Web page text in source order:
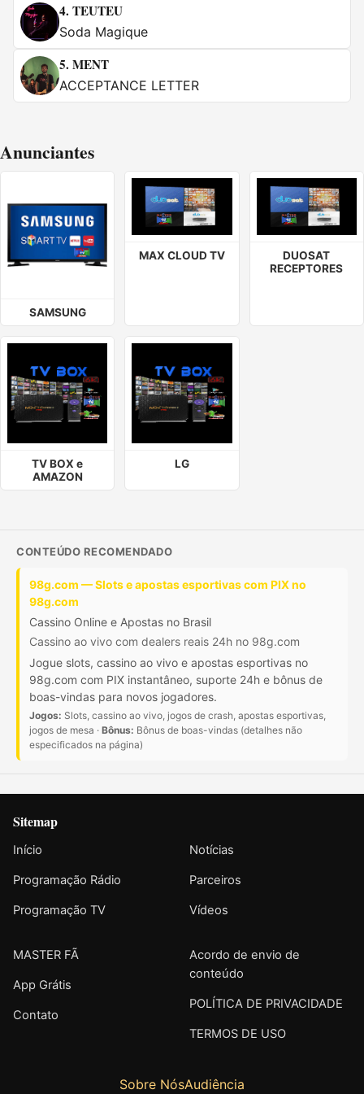
4. TEUTEU
Soda Magique
5. MENT
ACCEPTANCE LETTER
Anunciantes
SAMSUNG
MAX CLOUD TV
DUOSAT
RECEPTORES
TV BOX e
AMAZON
LG
CONTEÚDO RECOMENDADO
98g.com — Slots e apostas esportivas com PIX no
98g.com
Cassino Online e Apostas no Brasil
Cassino ao vivo com dealers reais 24h no 98g.com
Jogue slots, cassino ao vivo e apostas esportivas no
98g.com com PIX instantâneo, suporte 24h e bônus de
boas-vindas para novos jogadores.
Jogos: Slots, cassino ao vivo, jogos de crash, apostas esportivas,
jogos de mesa · Bônus: Bônus de boas-vindas (detalhes não
especificados na página)
Sitemap
Início
Programação Rádio
Programação TV
Notícias
Parceiros
Vídeos
MASTER FÃ
App Grátis
Contato
Acordo de envio de
conteúdo
POLÍTICA DE PRIVACIDADE
TERMOS DE USO
Sobre NósAudiência